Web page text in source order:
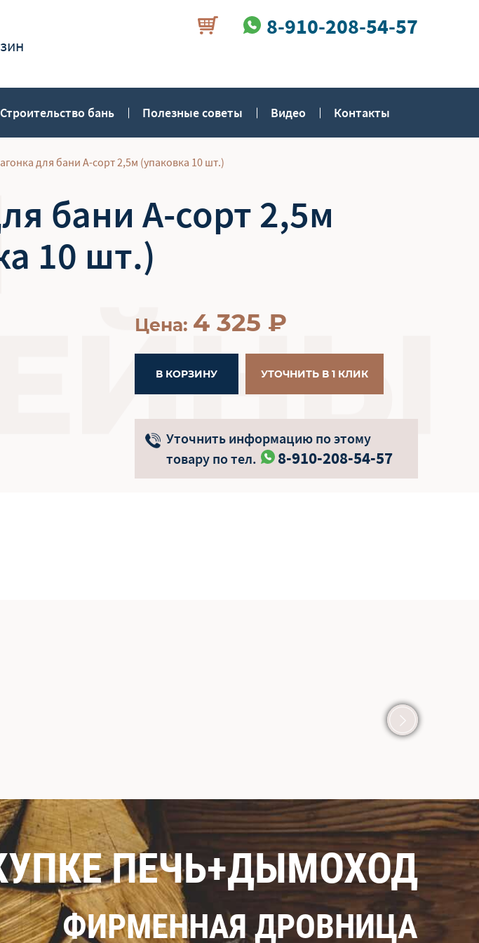
8-910-208-54-57
Строительство бань Полезные советы Видео Контакты
для бани А-сорт 2,5м (упаковка 10 шт.)
бани А-сорт 2,5м
10 шт.)
Цена: 4 325 ₽
В КОРЗИНУ УТОЧНИТЬ В 1 КЛИК
Уточнить информацию по этому
товару по тел.
8-910-208-54-57
ПЕЧЬ+ДЫМОХОД
ФИРМЕННАЯ ДРОВНИЦА